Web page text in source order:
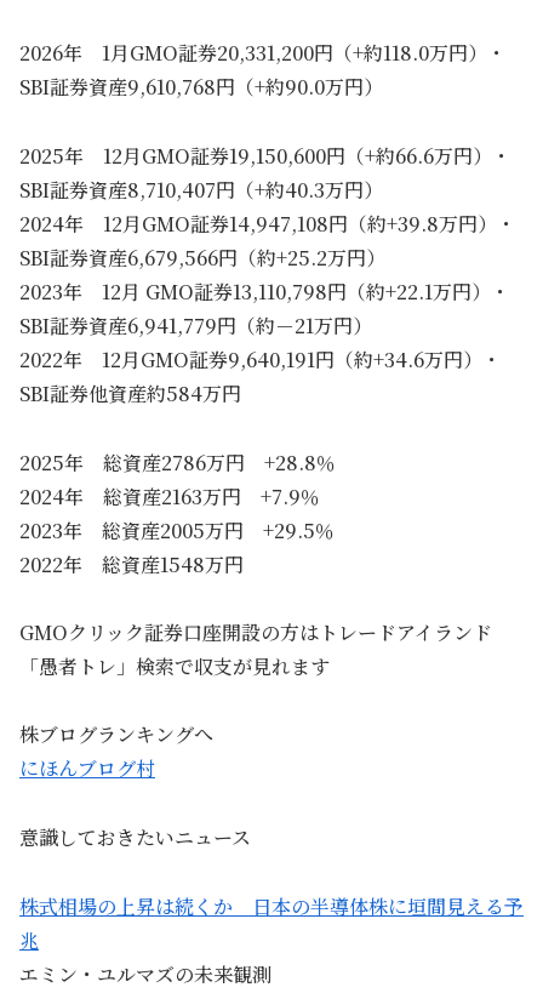
2026年 1月GMO証券20,331,200円（+約118.0万円）・
SBI証券資産9,610,768円（+約90.0万円）
2025年 12月GMO証券19,150,600円（+約66.6万円）・
SBI証券資産8,710,407円（+約40.3万円）
2024年 12月GMO証券14,947,108円（約+39.8万円）・
SBI証券資産6,679,566円（約+25.2万円）
2023年 12月 GMO証券13,110,798円（約+22.1万円）・
SBI証券資産6,941,779円（約－21万円）
2022年 12月GMO証券9,640,191円（約+34.6万円）・
SBI証券他資産約584万円
2025年 総資産2786万円 +28.8％
2024年 総資産2163万円 +7.9％
2023年 総資産2005万円 +29.5％
2022年 総資産1548万円
GMOクリック証券口座開設の方はトレードアイランド
「愚者トレ」検索で収支が見れます
株ブログランキングへ
にほんブログ村
意識しておきたいニュース
株式相場の上昇は続くか 日本の半導体株に垣間見える予
兆
エミン・ユルマズの未来観測